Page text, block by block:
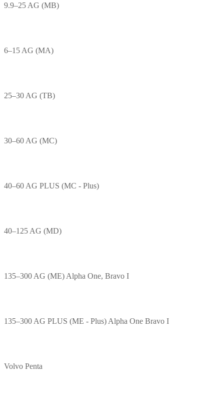
9.9–25 AG (MB)
6–15 AG (MA)
25–30 AG (TB)
30–60 AG (MC)
40–60 AG PLUS (MC - Plus)
40–125 AG (MD)
135–300 AG (ME) Alpha One, Bravo I
135–300 AG PLUS (ME - Plus) Alpha One Bravo I
Volvo Penta